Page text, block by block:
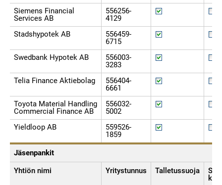
Siemens Financial
Services AB
556256-
4129
Stadshypotek AB
556459-
6715
Swedbank Hypotek AB
556003-
3283
Telia Finance Aktiebolag
556404-
6661
Toyota Material Handling
Commercial Finance AB
556032-
5002
Yieldloop AB
559526-
1859
Jäsenpankit
Yhtiön nimi
Yritystunnus Talletussuoja